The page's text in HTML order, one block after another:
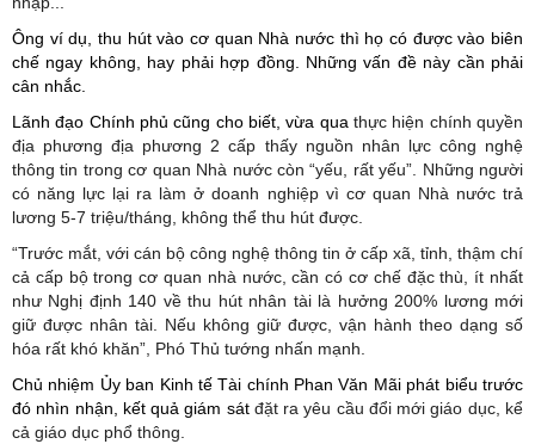
Ông ví dụ, thu hút vào cơ quan Nhà nước thì họ có được vào biên
chế ngay không, hay phải hợp đồng. Những vấn đề này cần phải
cân nhắc.
Lãnh đạo Chính phủ cũng cho biết, vừa qua thực hiện chính quyền
địa phương địa phương 2 cấp thấy nguồn nhân lực công nghệ
thông tin trong cơ quan Nhà nước còn “yếu, rất yếu”. Những người
có năng lực lại ra làm ở doanh nghiệp vì cơ quan Nhà nước trả
lương 5-7 triệu/tháng, không thể thu hút được.
“Trước mắt, với cán bộ công nghệ thông tin ở cấp xã, tỉnh, thậm chí
cả cấp bộ trong cơ quan nhà nước, cần có cơ chế đặc thù, ít nhất
như Nghị định 140 về thu hút nhân tài là hưởng 200% lương mới
giữ được nhân tài. Nếu không giữ được, vận hành theo dạng số
hóa rất khó khăn”, Phó Thủ tướng nhấn mạnh.
Chủ nhiệm Ủy ban Kinh tế Tài chính Phan Văn Mãi phát biểu trước
đó nhìn nhận, kết quả giám sát đặt ra yêu cầu đổi mới giáo dục, kể
cả giáo dục phổ thông.